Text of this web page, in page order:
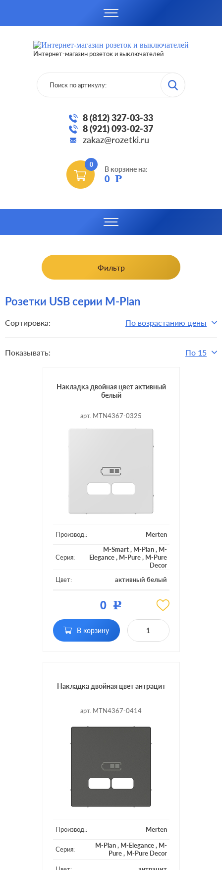
Интернет-магазин розеток и выключателей
8 (812) 327-03-33
8 (921) 093-02-37
zakaz@rozetki.ru
0
В корзине на:
0 Р
Фильтр
Розетки USB серии M-Plan
Сортировка: По возрастанию цены
Показывать: По 15
Накладка двойная цвет активный
белый
арт. MTN4367-0325
Производ.: Merten
Серия:
M-Smart, M-Plan, M-
Elegance, M-Pure, M-Pure
Decor
Цвет:
активный белый
пластмасса
розетки:
USB (зарядка 5В)
Разъемы: двойная
0 Р
В корзину
Накладка двойная цвет антрацит
арт. MTN4367-0414
Производ.: Merten
Серия: M-Plan, M-Elegance, M-
Pure, M-Pure Decor